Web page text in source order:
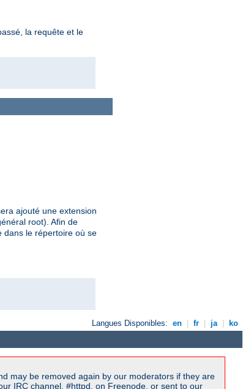
la requête et le
ajouté une extension
root). Afin de
dans le répertoire où se
Langues Disponibles: en fr ja ko
may be removed again by our moderators if they are
IRC channel, #httpd, on Freenode, or sent to our